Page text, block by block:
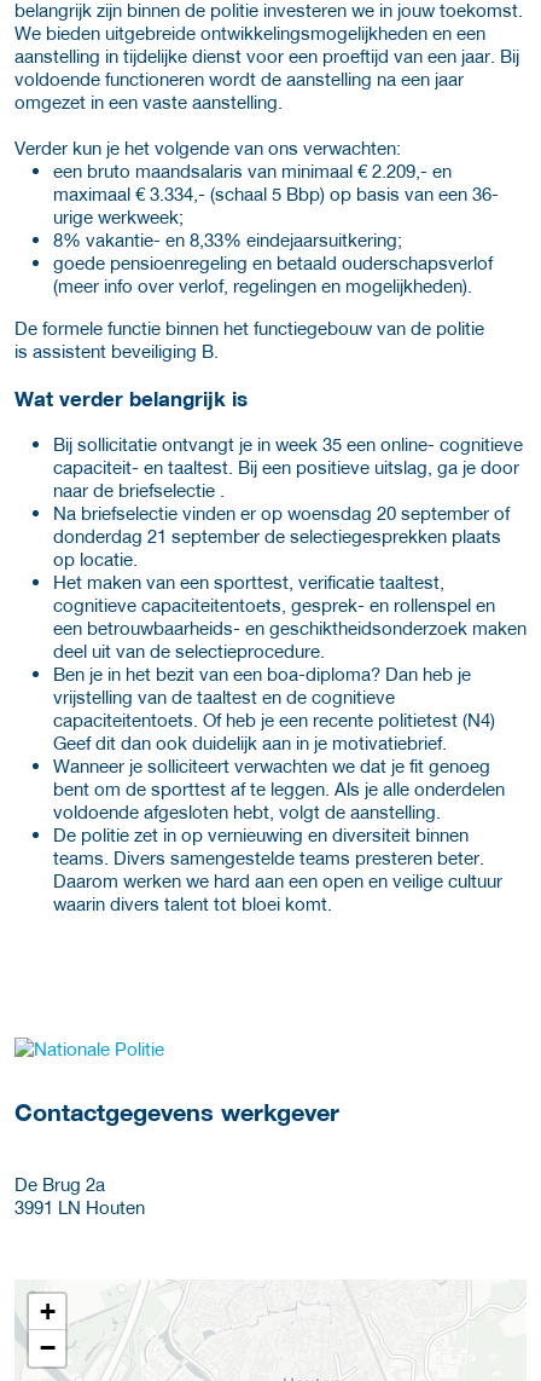
belangrijk zijn binnen de politie investeren we in jouw toekomst.
We bieden uitgebreide ontwikkelingsmogelijkheden en een
aanstelling in tijdelijke dienst voor een proeftijd van een jaar. Bij
voldoende functioneren wordt de aanstelling na een jaar
omgezet in een vaste aanstelling.
Verder kun je het volgende van ons verwachten:
een bruto maandsalaris van minimaal € 2.209,- en
maximaal € 3.334,- (schaal 5 Bbp) op basis van een 36-
urige werkweek;
8% vakantie- en 8,33% eindejaarsuitkering;
goede pensioenregeling en betaald ouderschapsverlof
(meer info over verlof, regelingen en mogelijkheden).
De formele functie binnen het functiegebouw van de politie
is assistent beveiliging B.
Wat verder belangrijk is
Bij sollicitatie ontvangt je in week 35 een online- cognitieve
capaciteit- en taaltest. Bij een positieve uitslag, ga je door
naar de briefselectie .
Na briefselectie vinden er op woensdag 20 september of
donderdag 21 september de selectiegesprekken plaats
op locatie.
Het maken van een sporttest, verificatie taaltest,
cognitieve capaciteitentoets, gesprek- en rollenspel en
een betrouwbaarheids- en geschiktheidsonderzoek maken
deel uit van de selectieprocedure.
Ben je in het bezit van een boa-diploma? Dan heb je
vrijstelling van de taaltest en de cognitieve
capaciteitentoets. Of heb je een recente politietest (N4)
Geef dit dan ook duidelijk aan in je motivatiebrief.
Wanneer je solliciteert verwachten we dat je fit genoeg
bent om de sporttest af te leggen. Als je alle onderdelen
voldoende afgesloten hebt, volgt de aanstelling.
De politie zet in op vernieuwing en diversiteit binnen
teams. Divers samengestelde teams presteren beter.
Daarom werken we hard aan een open en veilige cultuur
waarin divers talent tot bloei komt.
Meer werkgever details
Contactgegevens werkgever
De Brug 2a
3991 LN Houten
+
−